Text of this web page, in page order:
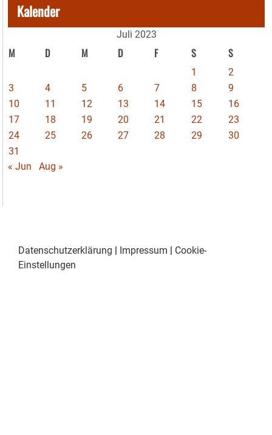
Kalender
Juli 2023
M D M D F S S
1
2
3
4 5 6 7 8
9
10
11 12 13 14 15
16
17
18 19 20 21 22
23
24
25 26 27 28 29
30
31
« Jun
Aug »
Datenschutzerklärung | Impressum | Cookie-
Einstellungen